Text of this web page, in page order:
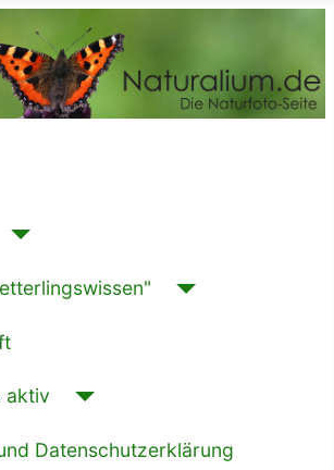
aktiv
Datenschutzerklärung